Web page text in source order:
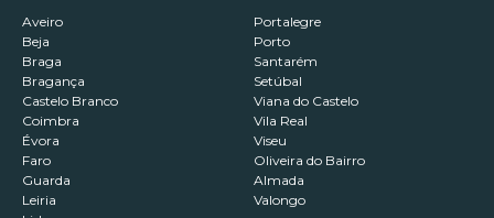
Aveiro
Beja
Braga
Bragança
Castelo Branco
Coimbra
Évora
Faro
Guarda
Leiria
Portalegre
Porto
Santarém
Setúbal
Viana do Castelo
Vila Real
Viseu
Oliveira do Bairro
Almada
Valongo